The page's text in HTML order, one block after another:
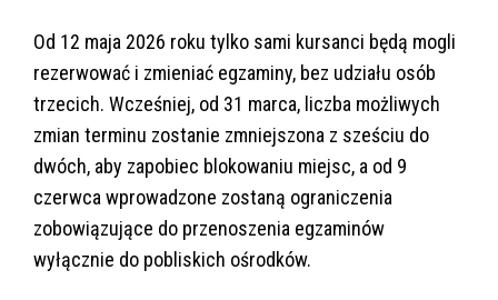
Od 12 maja 2026 roku tylko sami kursanci będą mogli
rezerwować i zmieniać egzaminy, bez udziału osób
trzecich. Wcześniej, od 31 marca, liczba możliwych
zmian terminu zostanie zmniejszona z sześciu do
dwóch, aby zapobiec blokowaniu miejsc, a od 9
czerwca wprowadzone zostaną ograniczenia
zobowiązujące do przenoszenia egzaminów
wyłącznie do pobliskich ośrodków.